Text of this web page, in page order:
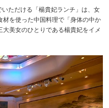
ただける「楊貴妃ランチ」は、女
を使った中国料理で「身体の中か
美女のひとりである楊貴妃をイメ